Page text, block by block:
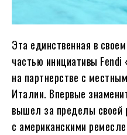
Эта единственная в
частью инициативы Fendi
на партнерстве с
Италии. Впервые
вышел за пределы своей
с американскими